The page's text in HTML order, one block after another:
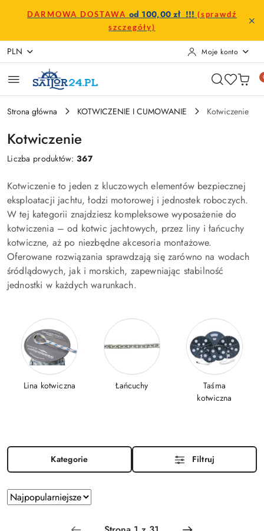
Przejdź do treści głównej
Przejdź do wyszukiwarki
Przejdź do moje konto
Przejdź do menu głównego
Przejdź do stopki
DARMOWA DOSTAWA od 100,00 zł !!! (sprawdź
szczegóły)
PLN Moje konto
Strona główna KOTWICZENIE I CUMOWANIE Kotwiczenie
Kotwiczenie
Liczba produktów:367
Kotwiczenie to jeden z kluczowych elementów bezpiecznej
eksploatacji jachtu, łodzi motorowej i jednostek roboczych.
W tej kategorii znajdziesz kompleksowe wyposażenie do
kotwiczenia – od kotwic jachtowych, przez liny i łańcuchy
kotwiczne, aż po niezbędne akcesoria montażowe.
Oferowane rozwiązania sprawdzają się zarówno na wodach
śródlądowych, jak i morskich, zapewniając stabilność
jednostki w każdych warunkach.
Lina kotwiczna Łańcuchy
Taśma
kotwiczna
Kategorie Filtruj
Zastosowano
sortowanie:
Najpopularniejsze.
Sortuj
według